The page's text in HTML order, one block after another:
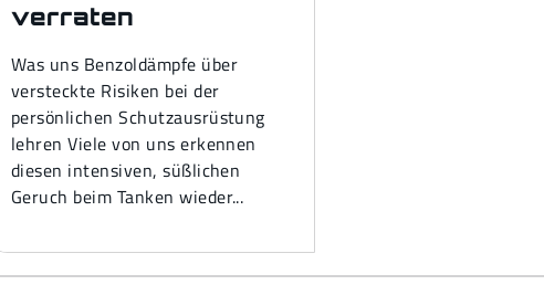
verraten
Was uns Benzoldämpfe über
versteckte Risiken bei der
persönlichen Schutzausrüstung
lehren Viele von uns erkennen
diesen intensiven, süßlichen
Geruch beim Tanken wieder...